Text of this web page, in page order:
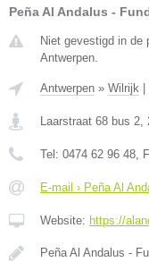
Peña Al Andalus -
Niet gevestigd in de
Antwerpen.
Antwerpen » Wilrijk
Laarstraat 68 bus 2,
Tel: 0474 62 96 48,
E-mail › Peña Al
Website: https://
Peña Al Andalus -